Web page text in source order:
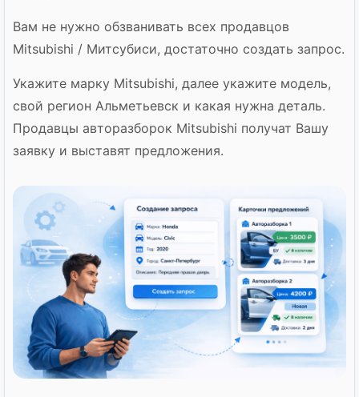
Вам не нужно обзванивать всех продавцов
Mitsubishi / Митсубиси, достаточно создать запрос.
Укажите марку Mitsubishi, далее укажите модель,
свой регион Альметьевск и какая нужна деталь.
Продавцы авторазборок Mitsubishi получат Вашу
заявку и выставят предложения.